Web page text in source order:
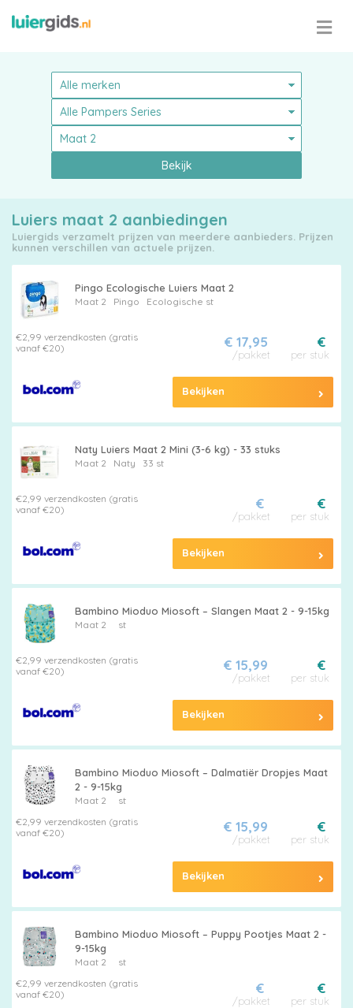
Pampers
Alle
luiers
Luierbroekjes
Billendoekjes
&
Series
Merken
vergelijken
Bekijk
Luiers maat 2 aanbiedingen
Luiergids verzamelt prijzen van meerdere aanbieders. Prijzen
kunnen verschillen van actuele prijzen.
Pingo Ecologische Luiers Maat 2
Maat 2 Pingo Ecologische st
€2,99 verzendkosten (gratis
vanaf €20)
€
per stuk
€ 17,95
/pakket
Bekijken
Naty Luiers Maat 2 Mini (3-6 kg) - 33 stuks
Maat 2 Naty 33 st
€2,99 verzendkosten (gratis
vanaf €20)
€
per stuk
€
/pakket
Bekijken
Bambino Mioduo Miosoft – Slangen Maat 2 - 9-15kg
Maat 2 st
€2,99 verzendkosten (gratis
vanaf €20)
€
per stuk
€ 15,99
/pakket
Bekijken
Bambino Mioduo Miosoft – Dalmatiër Dropjes Maat
2 - 9-15kg
Maat 2
st
€2,99 verzendkosten (gratis
vanaf €20)
€
per stuk
€ 15,99
/pakket
Bekijken
Bambino Mioduo Miosoft – Puppy Pootjes Maat 2 -
9-15kg
Maat 2
st
€2,99 verzendkosten (gratis
vanaf €20)
€
per stuk
€
/pakket